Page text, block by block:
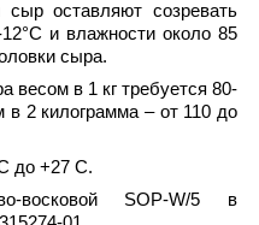
оставляют созревать
и влажности около 85
сыра.
весом в 1 кг требуется 80-
в 2 килограмма – от 110 до
до +27 С.
восковой SOP-W/5 в